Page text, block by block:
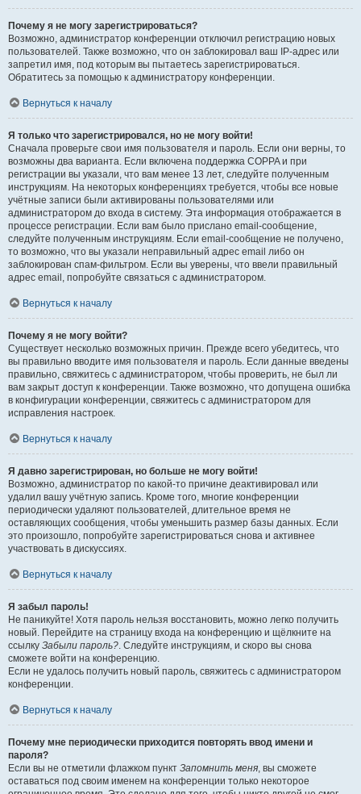
Почему я не могу зарегистрироваться?
Возможно, администратор конференции отключил регистрацию новых
пользователей. Также возможно, что он заблокировал ваш IP-адрес или
запретил имя, под которым вы пытаетесь зарегистрироваться.
Обратитесь за помощью к администратору конференции.
Вернуться к началу
Я только что зарегистрировался, но не могу войти!
Сначала проверьте свои имя пользователя и пароль. Если они верны, то
возможны два варианта. Если включена поддержка COPPA и при
регистрации вы указали, что вам менее 13 лет, следуйте полученным
инструкциям. На некоторых конференциях требуется, чтобы все новые
учётные записи были активированы пользователями или
администратором до входа в систему. Эта информация отображается в
процессе регистрации. Если вам было прислано email-сообщение,
следуйте полученным инструкциям. Если email-сообщение не получено,
то возможно, что вы указали неправильный адрес email либо он
заблокирован спам-фильтром. Если вы уверены, что ввели правильный
адрес email, попробуйте связаться с администратором.
Вернуться к началу
Почему я не могу войти?
Существует несколько возможных причин. Прежде всего убедитесь, что
вы правильно вводите имя пользователя и пароль. Если данные введены
правильно, свяжитесь с администратором, чтобы проверить, не был ли
вам закрыт доступ к конференции. Также возможно, что допущена ошибка
в конфигурации конференции, свяжитесь с администратором для
исправления настроек.
Вернуться к началу
Я давно зарегистрирован, но больше не могу войти!
Возможно, администратор по какой-то причине деактивировал или
удалил вашу учётную запись. Кроме того, многие конференции
периодически удаляют пользователей, длительное время не
оставляющих сообщения, чтобы уменьшить размер базы данных. Если
это произошло, попробуйте зарегистрироваться снова и активнее
участвовать в дискуссиях.
Вернуться к началу
Я забыл пароль!
Не паникуйте! Хотя пароль нельзя восстановить, можно легко получить
новый. Перейдите на страницу входа на конференцию и щёлкните на
ссылку Забыли пароль?. Следуйте инструкциям, и скоро вы снова
сможете войти на конференцию.
Если не удалось получить новый пароль, свяжитесь с администратором
конференции.
Вернуться к началу
Почему мне периодически приходится повторять ввод имени и
пароля?
Если вы не отметили флажком пункт Запомнить меня, вы сможете
оставаться под своим именем на конференции только некоторое